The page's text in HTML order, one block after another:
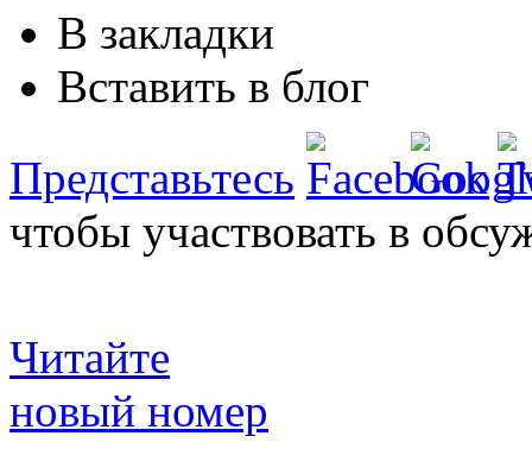
В закладки
Вставить в блог
Представьтесь
чтобы участвовать в
Читайте
новый номер